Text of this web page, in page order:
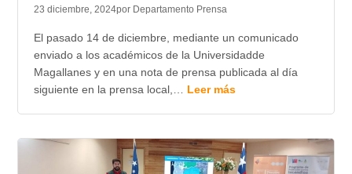
23 diciembre, 2024por Departamento Prensa
El pasado 14 de diciembre, mediante un comunicado
enviado a los académicos de la Universidadde
Magallanes y en una nota de prensa publicada al día
siguiente en la prensa local,… Leer más